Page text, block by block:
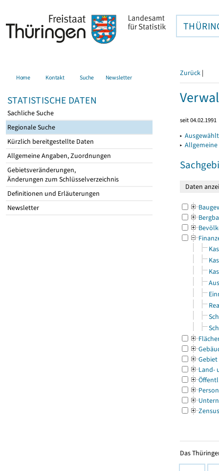
Home Kontakt Suche Newsletter
STATISTISCHE DATEN
Sachliche Suche
Regionale Suche
Kürzlich bereitgestellte Daten
Allgemeine Angaben, Zuordnungen
Gebietsveränderungen,
Änderungen zum Schlüsselverzeichnis
Definitionen und Erläuterungen
Newsletter
Zurück |
seit 04.02.1991
▸
▸
Gebiet
Land-
Zensus
Das